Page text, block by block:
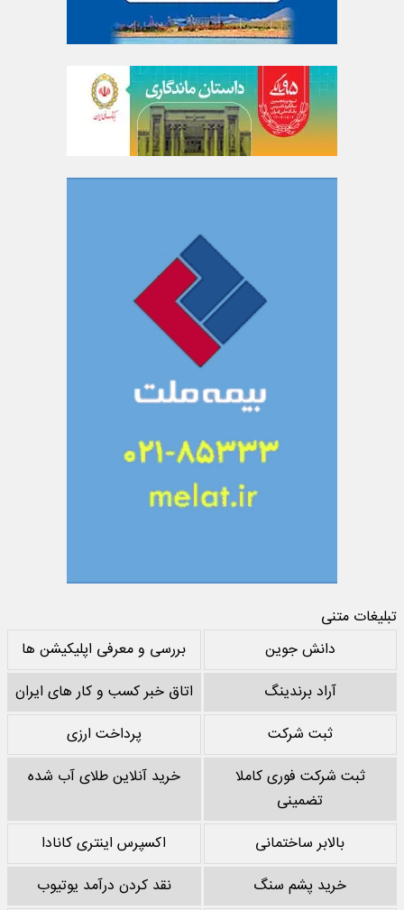
تبلیغات متنی
دانش جوین
بررسی و معرفی اپلیکیشن ها
آراد برندینگ
اتاق خبر کسب و کار های ایران
ثبت شرکت
پرداخت ارزی
ثبت شرکت فوری کاملا
تضمینی
خرید آنلاین طلای آب شده
بالابر ساختمانی
اکسپرس اینتری کانادا
خرید پشم سنگ
نقد کردن درآمد یوتیوب